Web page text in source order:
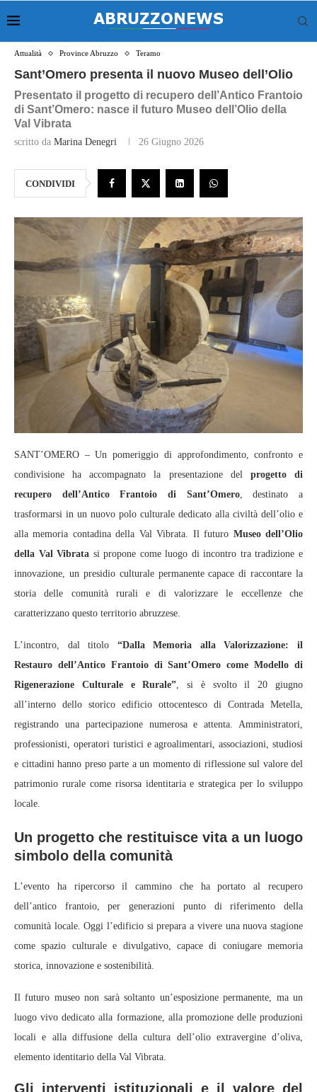
Attualità Province Abruzzo Teramo
Sant’Omero presenta il nuovo Museo dell’Olio
Presentato il progetto di recupero dell’Antico Frantoio
di Sant’Omero: nasce il futuro Museo dell’Olio della
Val Vibrata
scritto da Marina Denegri 26 Giugno 2026
CONDIVIDI
SANT’OMERO – Un pomeriggio di approfondimento, confronto e
condivisione ha accompagnato la presentazione del progetto di
recupero dell’Antico Frantoio di Sant’Omero, destinato a
trasformarsi in un nuovo polo culturale dedicato alla civiltà dell’olio e
alla memoria contadina della Val Vibrata. Il futuro Museo dell’Olio
della Val Vibrata si propone come luogo di incontro tra tradizione e
innovazione, un presidio culturale permanente capace di raccontare la
storia delle comunità rurali e di valorizzare le eccellenze che
caratterizzano questo territorio abruzzese.
L’incontro, dal titolo “Dalla Memoria alla Valorizzazione: il
Restauro dell’Antico Frantoio di Sant’Omero come Modello di
Rigenerazione Culturale e Rurale”, si è svolto il 20 giugno
all’interno dello storico edificio ottocentesco di Contrada Metella,
registrando una partecipazione numerosa e attenta. Amministratori,
professionisti, operatori turistici e agroalimentari, associazioni, studiosi
e cittadini hanno preso parte a un momento di riflessione sul valore del
patrimonio rurale come risorsa identitaria e strategica per lo sviluppo
locale.
Un progetto che restituisce vita a un luogo
simbolo della comunità
L’evento ha ripercorso il cammino che ha portato al recupero
dell’antico frantoio, per generazioni punto di riferimento della
comunità locale. Oggi l’edificio si prepara a vivere una nuova stagione
come spazio culturale e divulgativo, capace di coniugare memoria
storica, innovazione e sostenibilità.
Il futuro museo non sarà soltanto un’esposizione permanente, ma un
luogo vivo dedicato alla formazione, alla promozione delle produzioni
locali e alla diffusione della cultura dell’olio extravergine d’oliva,
elemento identitario della Val Vibrata.
Gli interventi istituzionali e il valore del